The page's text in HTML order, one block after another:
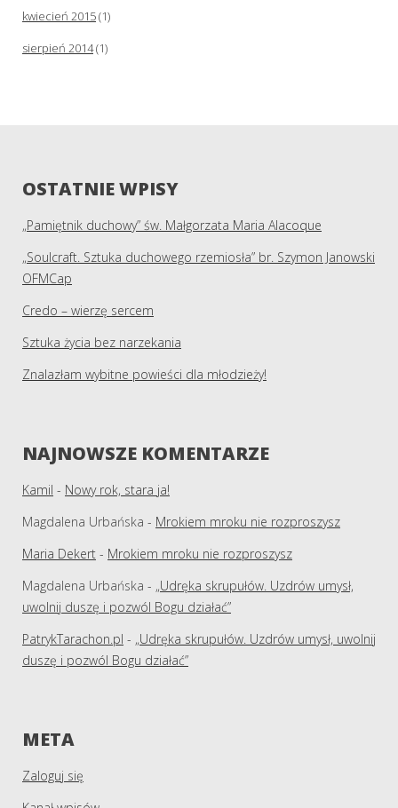
kwiecień 2015(1)
sierpień 2014(1)
OSTATNIE WPISY
„Pamiętnik duchowy” św. Małgorzata Maria Alacoque
„Soulcraft. Sztuka duchowego rzemiosła” br. Szymon Janowski
OFMCap
Credo – wierzę sercem
Sztuka życia bez narzekania
Znalazłam wybitne powieści dla młodzieży!
NAJNOWSZE KOMENTARZE
Kamil - Nowy rok, stara ja!
Magdalena Urbańska - Mrokiem mroku nie rozproszysz
Maria Dekert - Mrokiem mroku nie rozproszysz
Magdalena Urbańska - „Udręka skrupułów. Uzdrów umysł,
uwolnij duszę i pozwól Bogu działać”
PatrykTarachon.pl - „Udręka skrupułów. Uzdrów umysł, uwolnij
duszę i pozwól Bogu działać”
META
Zaloguj się